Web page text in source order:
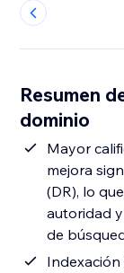
Resumen
dominio
Mayor
mejora
(DR), lo
autoridad
de
Indexación